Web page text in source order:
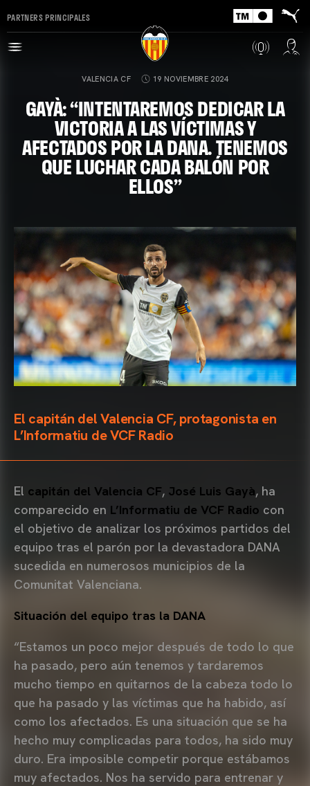
PARTNERS PRINCIPALES
VALENCIA CF 19 NOVIEMBRE 2024
GAYÀ: “INTENTAREMOS DEDICAR LA
VICTORIA A LAS VÍCTIMAS Y
AFECTADOS POR LA DANA. TENEMOS
QUE LUCHAR CADA BALÓN POR
ELLOS”
El capitán del Valencia CF, protagonista en
L’Informatiu de VCF Radio
El capitán del Valencia CF, José Luis Gayà, ha
comparecido en L’Informatiu de VCF Radio con
el objetivo de analizar los próximos partidos del
equipo tras el parón por la devastadora DANA
sucedida en numerosos municipios de la
Comunitat Valenciana.
Situación del equipo tras la DANA
“Estamos un poco mejor después de todo lo que
ha pasado, pero aún tenemos y tardaremos
mucho tiempo en quitarnos de la cabeza todo lo
que ha pasado y las víctimas que ha habido, así
como los afectados. Es una situación que se ha
hecho muy complicadas para todos, ha sido muy
duro. Era imposible competir porque estábamos
muy afectados. Nos ha servido para entrenar y